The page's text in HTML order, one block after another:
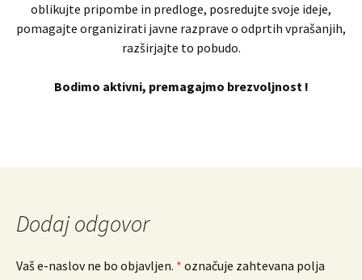
oblikujte pripombe in predloge, posredujte svoje ideje,
pomagajte organizirati javne razprave o odprtih vprašanjih,
razširjajte to pobudo.
Bodimo aktivni, premagajmo brezvoljnost !
Dodaj odgovor
Vaš e-naslov ne bo objavljen. * označuje zahtevana polja